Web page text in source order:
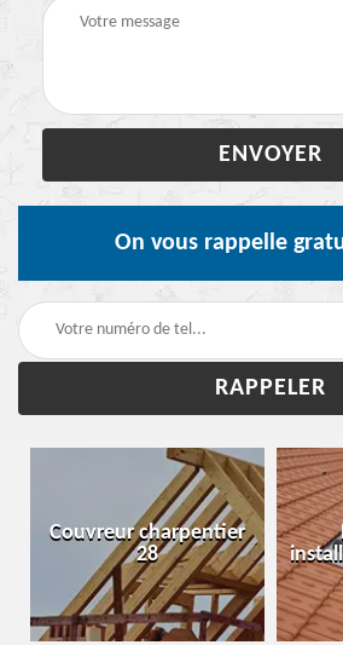
On vous rappelle
Couvreur charpentier
28